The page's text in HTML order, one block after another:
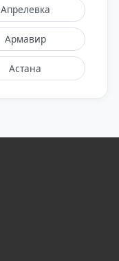
Апрелевка
Армавир
Астана